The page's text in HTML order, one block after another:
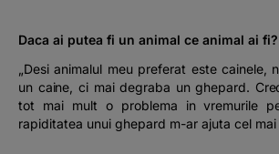
Daca ai putea fi un animal ce animal ai fi?
„Desi animalul meu preferat este cainele,
un caine, ci mai degraba un ghepard.
tot mai mult o problema in vremurile
rapiditatea unui ghepard m-ar ajuta cel mai